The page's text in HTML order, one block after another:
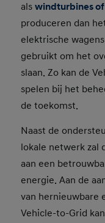
alswindturbines
produceren dan
elektrische
gebruikt om het
slaan. Zo kan de
spelen bij het
de toekomst.
Naast de
lokale netwerk zal
aan een
energie. Aan de
van hernieuwbare
Vehicle-to-Grid